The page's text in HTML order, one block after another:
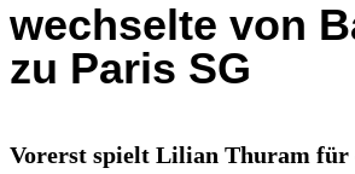
wechselte von
zu Paris SG
Vorerst spielt Lilian Thuram für